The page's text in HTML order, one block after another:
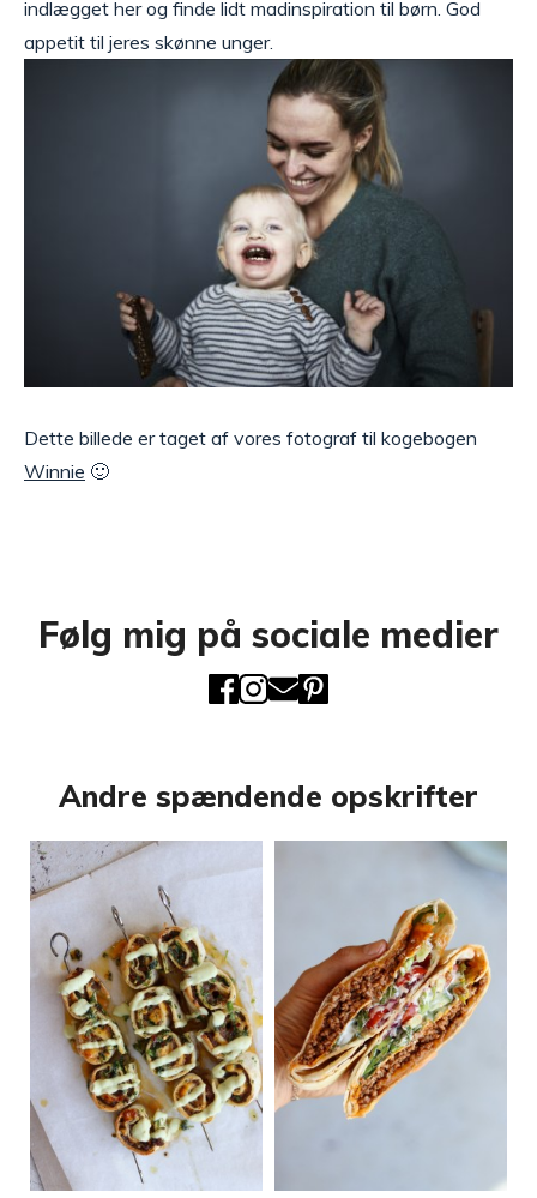
indlægget her og finde lidt madinspiration til børn. God
appetit til jeres skønne unger.
Dette billede er taget af vores fotograf til kogebogen
Winnie 🙂
Følg mig på sociale medier
Andre spændende opskrifter